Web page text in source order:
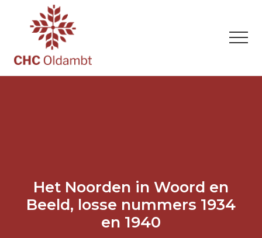
inhoud
sidebar
Zonder
Het Noorden in Woord en
Beeld, losse nummers 1934
en 1940